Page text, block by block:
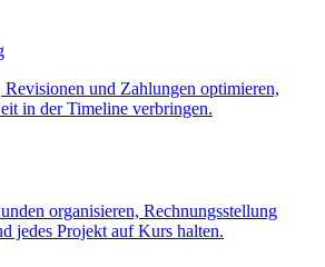
Revisionen und Zahlungen optimieren,
in der Timeline verbringen.
organisieren, Rechnungsstellung
jedes Projekt auf Kurs halten.